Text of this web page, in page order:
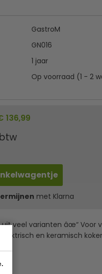
GastroM
GN016
1 jaar
Op voorraad (1 - 2
136,99
met Klarna
veel varianten âœ“ Voor
en keramisch